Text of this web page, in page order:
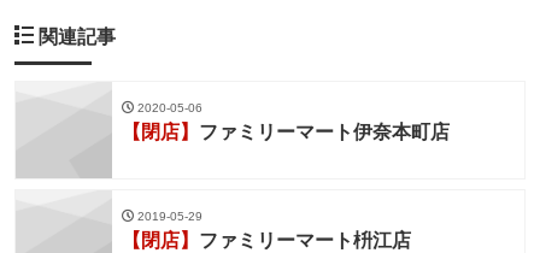
関連記事
2020-05-06
【閉店】 ファミリーマート伊奈本町店
2019-05-29
【閉店】 ファミリーマート枡江店